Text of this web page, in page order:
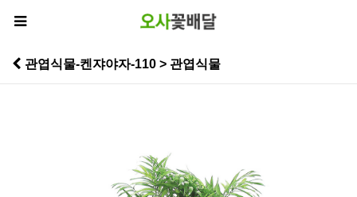
관엽식물-켄쟈야자-110 > 관엽식물